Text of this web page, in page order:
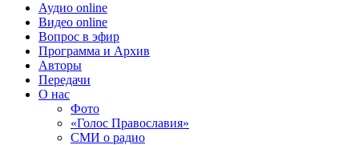
Аудио online
Видео online
Вопрос в эфир
Программа и Архив
Авторы
Передачи
О нас
Фото
«Голос Православия»
СМИ о радио